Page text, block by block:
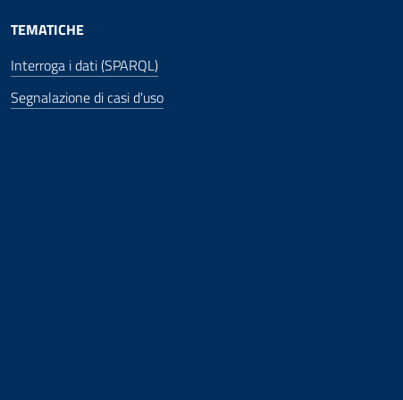
TEMATICHE
Interroga i dati (SPARQL)
Segnalazione di casi d'uso